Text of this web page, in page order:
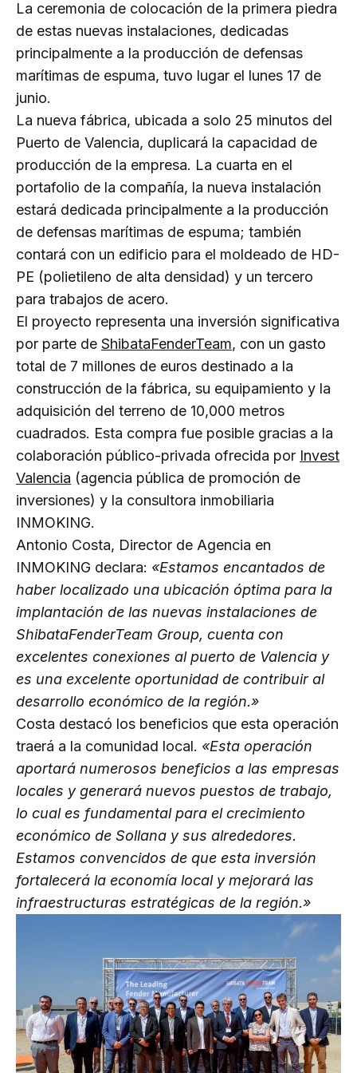
La ceremonia de colocación de la primera piedra
de estas nuevas instalaciones, dedicadas
principalmente a la producción de defensas
marítimas de espuma, tuvo lugar el lunes 17 de
junio.
La nueva fábrica, ubicada a solo 25 minutos del
Puerto de Valencia, duplicará la capacidad de
producción de la empresa. La cuarta en el
portafolio de la compañía, la nueva instalación
estará dedicada principalmente a la producción
de defensas marítimas de espuma; también
contará con un edificio para el moldeado de HD-
PE (polietileno de alta densidad) y un tercero
para trabajos de acero.
El proyecto representa una inversión significativa
por parte de ShibataFenderTeam, con un gasto
total de 7 millones de euros destinado a la
construcción de la fábrica, su equipamiento y la
adquisición del terreno de 10,000 metros
cuadrados. Esta compra fue posible gracias a la
colaboración público-privada ofrecida por Invest
Valencia (agencia pública de promoción de
inversiones) y la consultora inmobiliaria
INMOKING.
Antonio Costa, Director de Agencia en
INMOKING declara: «Estamos encantados de
haber localizado una ubicación óptima para la
implantación de las nuevas instalaciones de
ShibataFenderTeam Group, cuenta con
excelentes conexiones al puerto de Valencia y
es una excelente oportunidad de contribuir al
desarrollo económico de la región.»
Costa destacó los beneficios que esta operación
traerá a la comunidad local. «Esta operación
aportará numerosos beneficios a las empresas
locales y generará nuevos puestos de trabajo,
lo cual es fundamental para el crecimiento
económico de Sollana y sus alrededores.
Estamos convencidos de que esta inversión
fortalecerá la economía local y mejorará las
infraestructuras estratégicas de la región.»